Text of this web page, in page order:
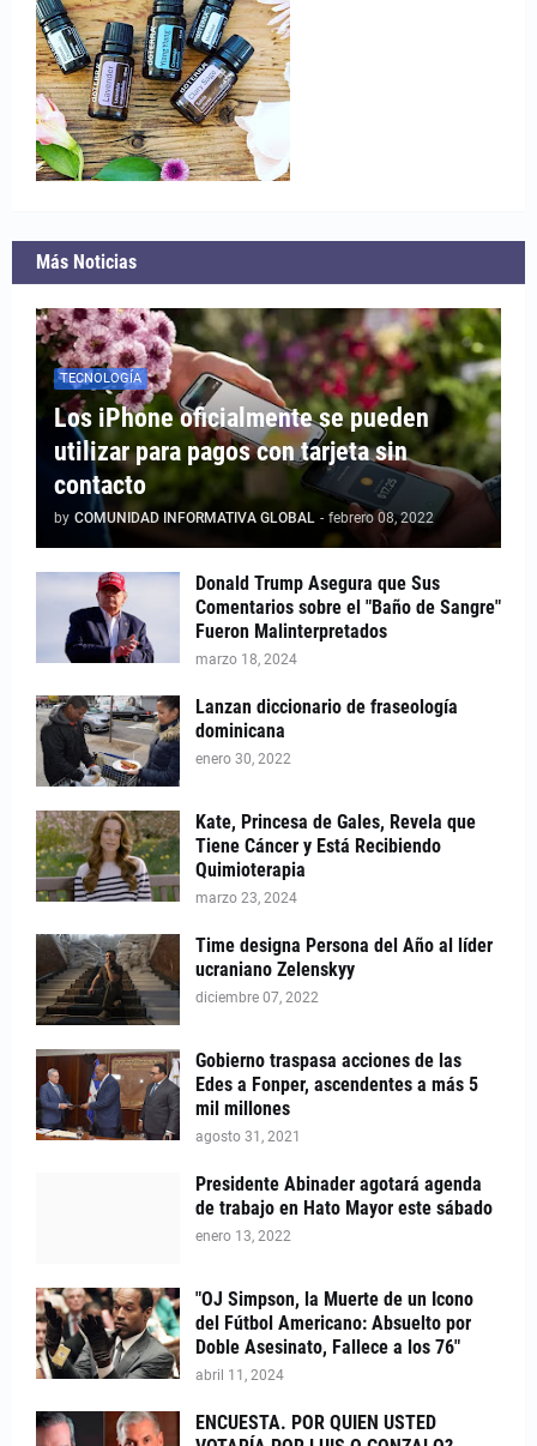
Más Noticias
TECNOLOGÍA
Los iPhone oficialmente se pueden
utilizar para pagos con tarjeta sin
contacto
by COMUNIDAD INFORMATIVA GLOBAL - febrero 08, 2022
Donald Trump Asegura que Sus
Comentarios sobre el "Baño de Sangre"
Fueron Malinterpretados
marzo 18, 2024
Lanzan diccionario de fraseología
dominicana
enero 30, 2022
Kate, Princesa de Gales, Revela que
Tiene Cáncer y Está Recibiendo
Quimioterapia
marzo 23, 2024
Time designa Persona del Año al líder
ucraniano Zelenskyy
diciembre 07, 2022
Gobierno traspasa acciones de las
Edes a Fonper, ascendentes a más 5
mil millones
agosto 31, 2021
Presidente Abinader agotará agenda
de trabajo en Hato Mayor este sábado
enero 13, 2022
"OJ Simpson, la Muerte de un Icono
del Fútbol Americano: Absuelto por
Doble Asesinato, Fallece a los 76"
abril 11, 2024
ENCUESTA. POR QUIEN USTED